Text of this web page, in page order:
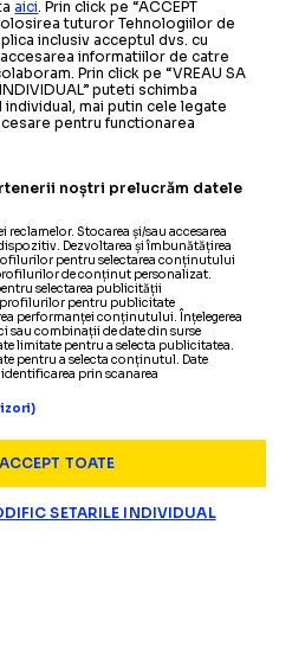
aici. Prin click pe “ACCEPT
tuturor Tehnologiilor de
inclusiv acceptul dvs. cu
informatiilor de catre
Prin click pe “VREAU SA
INDIVIDUAL” puteti schimba
mai putin cele legate
pentru functionarea
noștri prelucrăm datele
reclamelor. Stocarea și/sau accesarea
Dezvoltarea și îmbunătățirea
pentru selectarea conținutului
de conținut personalizat.
selectarea publicității
profilurilor pentru publicitate
performanței conținutului. Înțelegerea
sau combinații de date din surse
limitate pentru a selecta publicitatea.
pentru a selecta conținutul. Date
prin scanarea
ACCEPT TOATE
SETARILE INDIVIDUAL